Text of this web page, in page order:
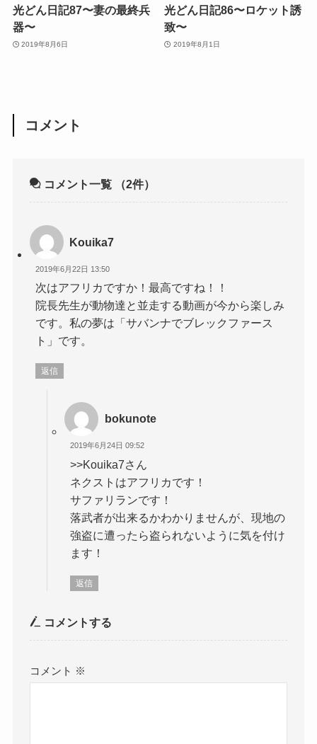
光どん日記87〜妻の最終兵
器〜
2019年8月6日
光どん日記86〜ロケット誘
致〜
2019年8月1日
コメント
コメント一覧 （2件）
Kouika7
2019年6月22日 13:50
次はアフリカですか！最高ですね！！
院長先生が動物達と並走する動画が今から楽しみ
です。私の夢は「サバンナでブレックファース
ト」です。
返信
bokunote
2019年6月24日 09:52
>>Kouika7さん
ネクストはアフリカです！
サファリランです！
落武者が出来るかわかりませんが、現地の
強盗に遭ったら盗られないように気を付け
ます！
返信
コメントする
コメント ※